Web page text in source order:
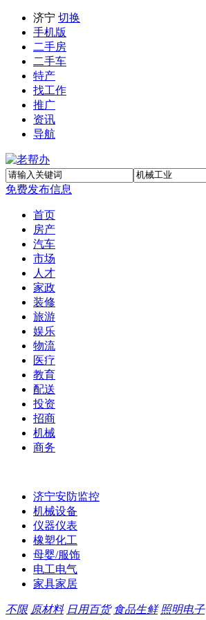
济宁 切换
手机版
二手房
二手车
特产
找工作
推广
资讯
导航
免费发布信息
首页
房产
汽车
市场
人才
家政
装修
旅游
娱乐
物流
医疗
教育
配送
投资
招商
机械
商务
济宁安防监控
机械设备
仪器仪表
橡塑化工
母婴/服饰
电工电气
家具家居
不限 原材料 日用百货 食品生鲜 照明电子